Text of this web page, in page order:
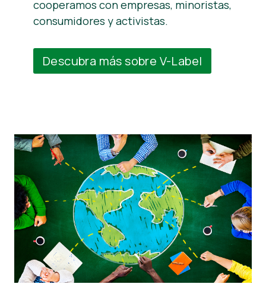
cooperamos con empresas, minoristas,
consumidores y activistas.
Descubra más sobre V-Label